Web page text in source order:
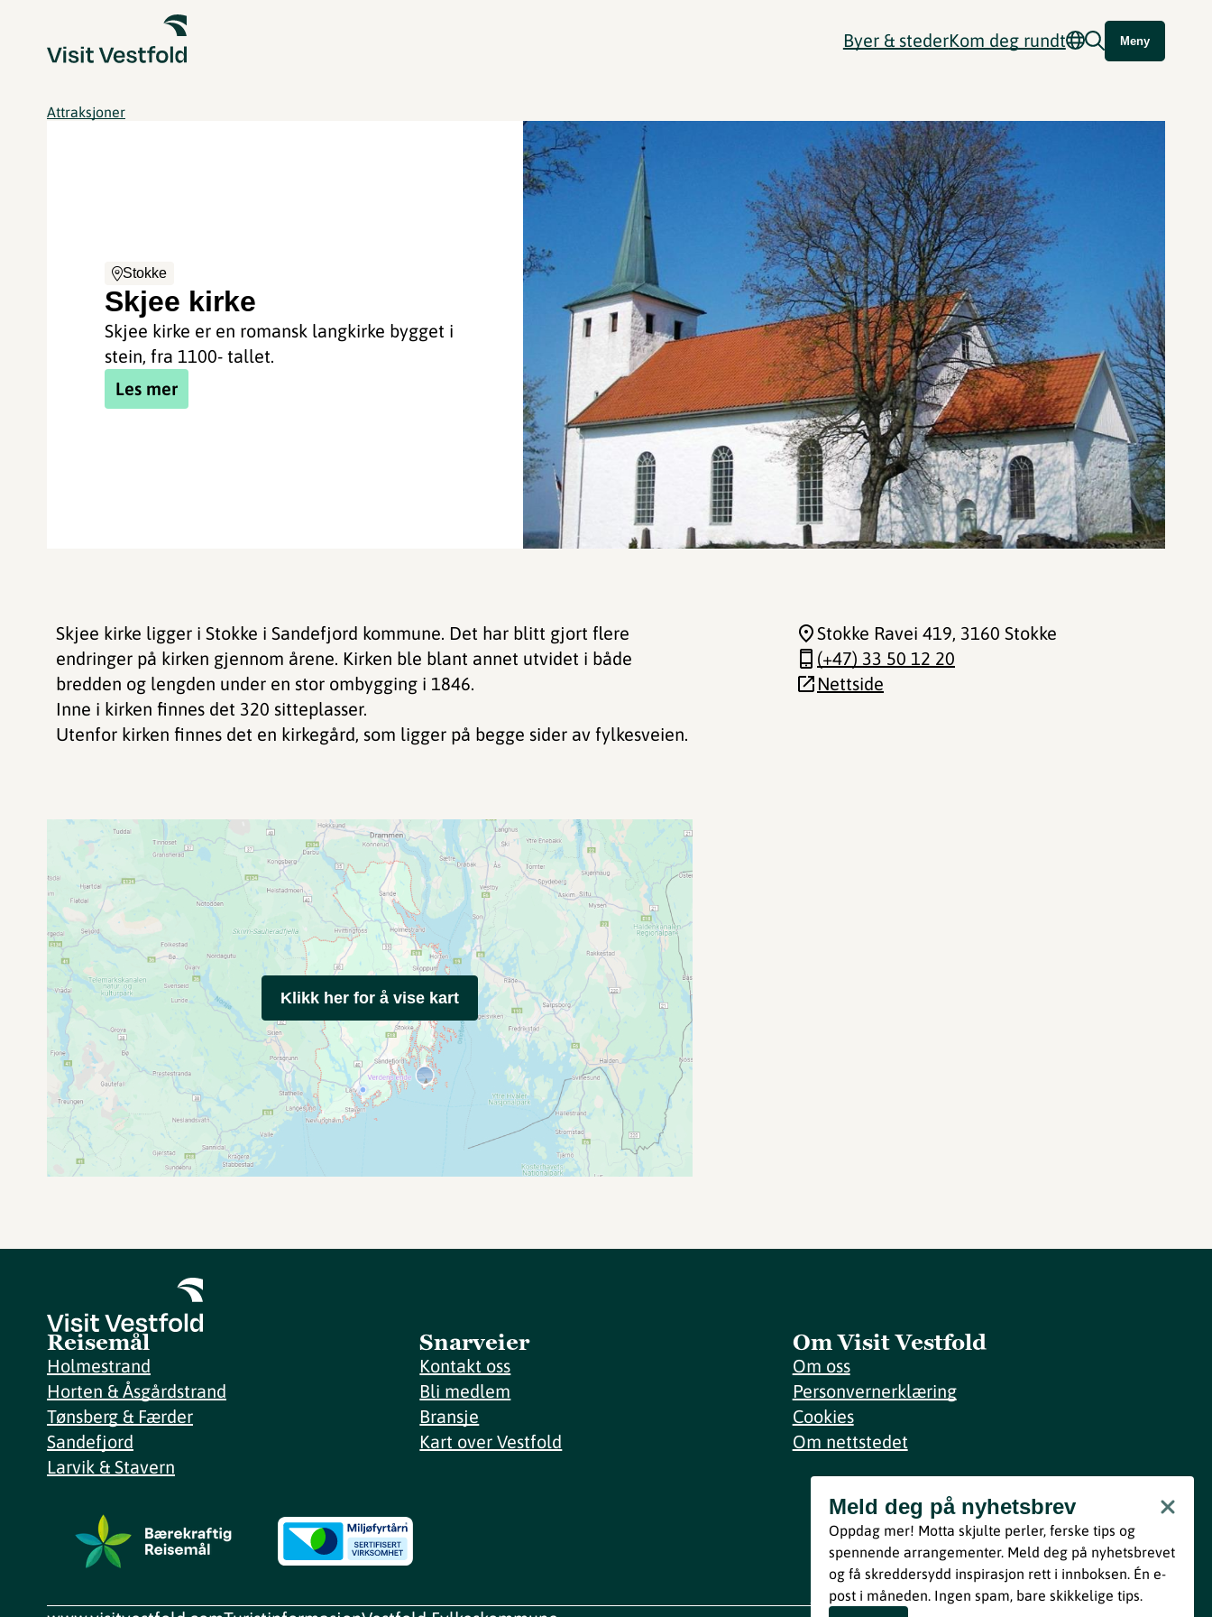
Byer & stederKom deg rundt Meny
Attraksjoner
Stokke
Skjee kirke
Skjee kirke er en romansk langkirke bygget i
stein, fra 1100- tallet.
Les mer
Skjee kirke ligger i Stokke i Sandefjord kommune. Det har blitt gjort flere
endringer på kirken gjennom årene. Kirken ble blant annet utvidet i både
bredden og lengden under en stor ombygging i 1846.
Inne i kirken finnes det 320 sitteplasser.
Utenfor kirken finnes det en kirkegård, som ligger på begge sider av fylkesveien.
Stokke Ravei 419, 3160 Stokke
(+47) 33 50 12 20
Nettside
Klikk her for å vise kart
Reisemål
Holmestrand
Horten & Åsgårdstrand
Tønsberg & Færder
Sandefjord
Larvik & Stavern
Snarveier
Kontakt oss
Bli medlem
Bransje
Kart over Vestfold
Om Visit Vestfold
Om oss
Personvernerklæring
Cookies
Om nettstedet
Meld deg på nyhetsbrev
Bli med
Ved å melde deg inn godtar du våre vilkår i henhold til vår
personvernerklæring.
Meld deg på nyhetsbrev
Oppdag mer! Motta skjulte perler, ferske tips og
spennende arrangementer. Meld deg på nyhetsbrevet
og få skreddersydd inspirasjon rett i innboksen. Én e-
post i måneden. Ingen spam, bare skikkelige tips.